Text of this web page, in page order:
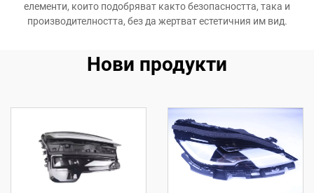
елементи, които подобряват както безопасността, така и
производителността, без да жертват естетичния им вид.
Нови продукти